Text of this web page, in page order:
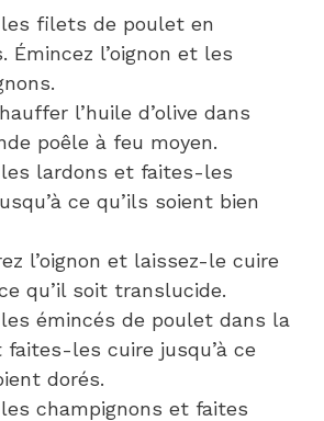
les filets de poulet en
Émincez l’oignon et les
l’huile d’olive dans
poêle à feu moyen.
lardons et faites-les
ce qu’ils soient bien
l’oignon et laissez-le cuire
qu’il soit translucide.
émincés de poulet dans la
faites-les cuire jusqu’à ce
dorés.
champignons et faites